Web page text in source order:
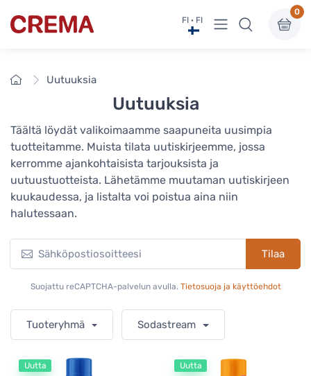
Crema FI · FI Näytä valikko
0
EtusivuUutuuksia
Uutuuksia
Täältä löydät valikoimaamme saapuneita uusimpia
tuotteitamme. Muista tilata uutiskirjeemme, jossa
kerromme ajankohtaisista tarjouksista ja
uutuustuotteista. Lähetämme muutaman uutiskirjeen
kuukaudessa, ja listalta voi poistua aina niin
halutessaan.
Tilaa
Suojattu reCAPTCHA-palvelun avulla. Tietosuoja ja käyttöehdot
Tuoteryhmä Sodastream
Uutta Uutta